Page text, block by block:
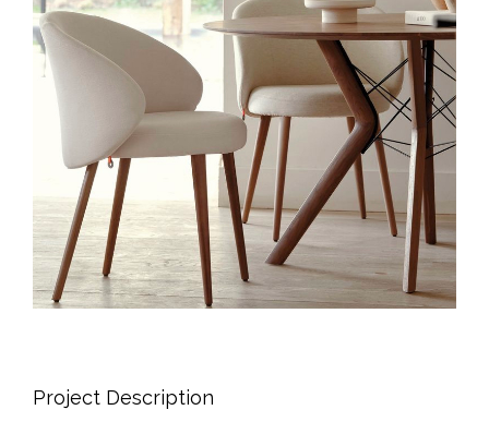
Project Description